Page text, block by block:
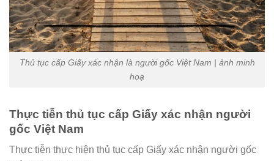
Thủ tục cấp Giấy xác nhận là người gốc Việt Nam | ảnh minh
hoạ
Thực tiễn thủ tục cấp Giấy xác nhận người
gốc Việt Nam
Thực tiễn thực hiện thủ tục cấp Giấy xác nhận người gốc